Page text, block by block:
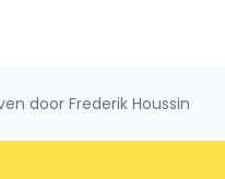
door Frederik Houssin